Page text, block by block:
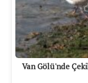
Van Gölü'nde